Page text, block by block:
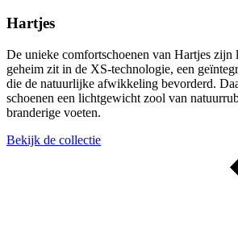
Hartjes
De unieke comfortschoenen van Hartjes zijn
geheim zit in de XS-technologie, een
die de natuurlijke afwikkeling bevorderd.
schoenen een lichtgewicht zool van
branderige voeten.
Bekijk de collectie